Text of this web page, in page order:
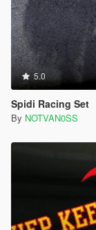
5.0
Spidi Racing Set
By NOTVAN0SS